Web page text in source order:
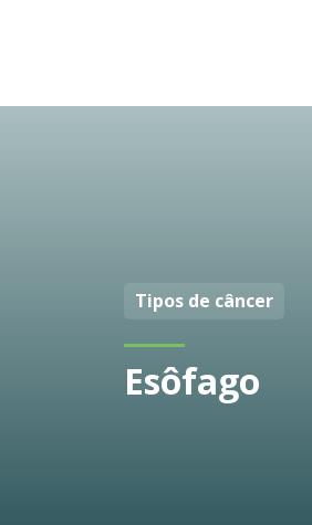
Tipos de câncer
Esôfago